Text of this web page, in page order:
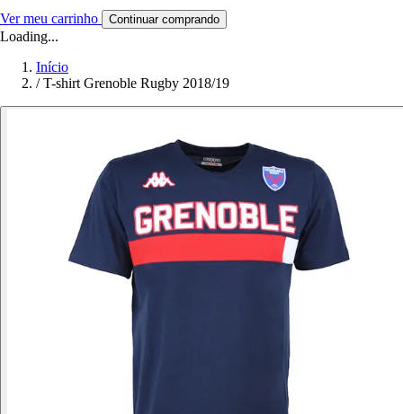
Ver meu carrinho Continuar comprando
Loading...
Início
/ T-shirt Grenoble Rugby 2018/19